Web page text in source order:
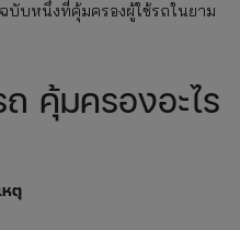
บับหนึ่งที่คุ้มครองผู้ใช้รถในยาม
คุ้มครองอะไร
หตุ